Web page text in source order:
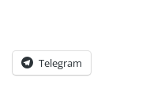
Telegram